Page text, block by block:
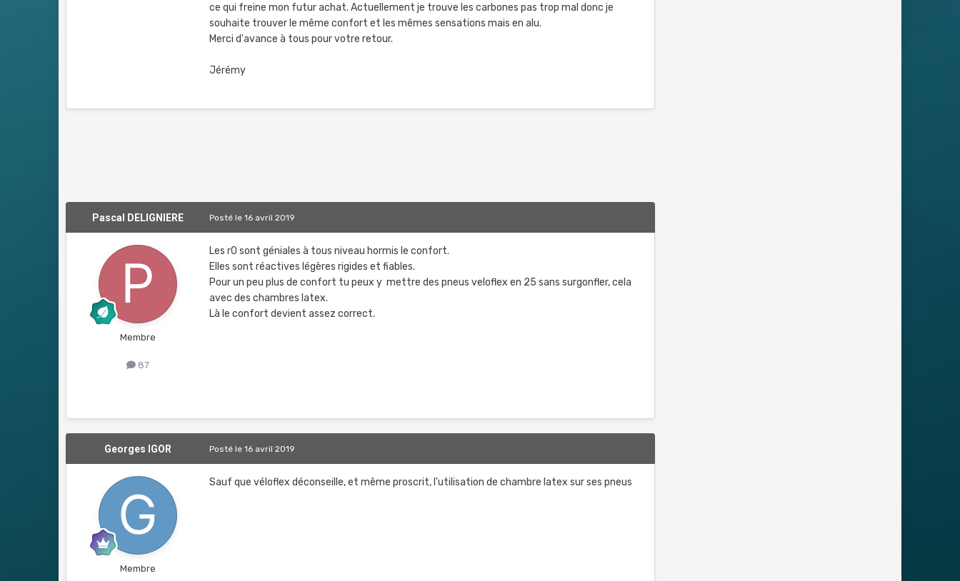
ce qui freine mon futur achat. Actuellement je trouve les carbones pas trop mal donc je
souhaite trouver le même confort et les mêmes sensations mais en alu.
Merci d'avance à tous pour votre retour.
Jérémy
Pascal DELIGNIERE
Membre
87
Postéle 16 avril 2019
Les r0 sont géniales à tous niveau hormis le confort.
Elles sont réactives légères rigides et fiables.
Pour un peu plus de confort tu peux y mettre des pneus veloflex en 25 sans surgonfler, cela
avec des chambres latex.
Là le confort devient assez correct.
Georges IGOR
Membre
Postéle 16 avril 2019
Sauf que véloflex déconseille, et même proscrit, l'utilisation de chambre latex sur ses pneus